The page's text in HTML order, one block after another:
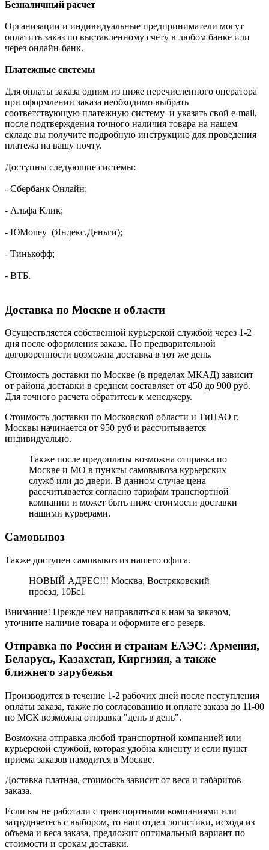
Безналичный расчет
Организации и индивидуальные предприниматели могут
оплатить заказ по выставленному счету в любом банке или
через онлайн-банк.
Платежные системы
Для оплаты заказа одним из ниже перечисленного оператора
при оформлении заказа необходимо выбрать
соответствующую платежную систему и указать свой e-mail,
после подтверждения точного наличия товара на нашем
складе вы получите подробную инструкцию для проведения
платежа на вашу почту.
Доступны следующие системы:
- Сбербанк Онлайн;
- Альфа Клик;
- ЮMoney (Яндекс.Деньги);
- Тинькофф;
- ВТБ.
Доставка по Москве и области
Осуществляется собственной курьерской службой через 1-2
дня после оформления заказа. По предварительной
договоренности возможна доставка в тот же день.
Стоимость доставки по Москве (в пределах МКАД) зависит
от района доставки в среднем составляет от 450 до 900 руб.
Для точного расчета обратитесь к менеджеру.
Стоимость доставки по Московской области и ТиНАО г.
Москвы начинается от 950 руб и рассчитывается
индивидуально.
Также после предоплаты возможна отправка по
Москве и МО в пункты самовывоза курьерских
служб или до двери. В данном случае цена
рассчитывается согласно тарифам транспортной
компании и может быть ниже стоимости доставки
нашими курьерами.
Самовывоз
Также доступен самовывоз из нашего офиса.
НОВЫЙ АДРЕС!!! Москва, Востряковский
проезд, 10Бс1
Внимание! Прежде чем направляться к нам за заказом,
уточните наличие товара и оформите его резерв.
Отправка по России и странам ЕАЭС: Армения,
Беларусь, Казахстан, Киргизия, а также
ближнего зарубежья
Производится в течение 1-2 рабочих дней после поступления
оплаты заказа, также по согласованию и оплате заказа до 11-00
по МСК возможна отправка "день в день".
Возможна отправка любой транспортной компанией или
курьерской службой, которая удобна клиенту и если пункт
приема заказов находится в Москве.
Доставка платная, стоимость зависит от веса и габаритов
заказа.
Если вы не работали с транспортными компаниями или
затрудняетесь с выбором, то наш отдел логистики, исходя из
объема и веса заказа, предложит оптимальный вариант по
стоимости и срокам доставки.